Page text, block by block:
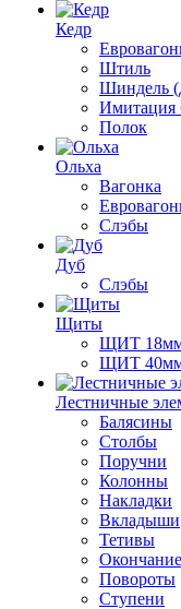
Кедр
Штиль
Шиндель
Имитация
Полок
Ольха
Вагонка
Слэбы
Дуб
Слэбы
Щиты
ЩИТ
ЩИТ
Лестничные
Балясины
Столбы
Поручни
Колонны
Накладки
Вкладыши
Тетивы
Повороты
Ступени